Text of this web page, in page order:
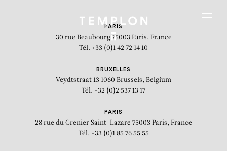
PARIS
30 rue Beaubourg 75003 Paris, France
Tél. +33 (0)1 42 72 14 10
BRUXELLES
Veydtstraat 13 1060 Brussels, Belgium
Tél. +32 (0)2 537 13 17
PARIS
28 rue du Grenier Saint-Lazare 75003 Paris, France
Tél. +33 (0)1 85 76 55 55